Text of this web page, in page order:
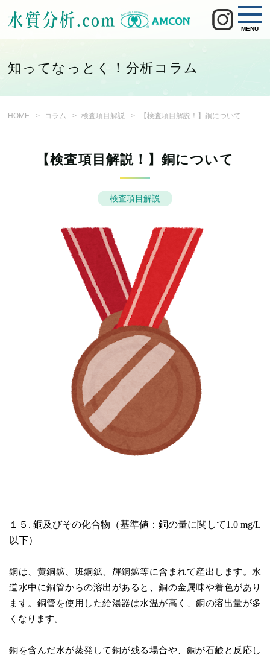
MENU
知ってなっとく！分析コラム
HOME コラム 検査項目解説 【検査項目解説！】銅について
【検査項目解説！】銅について
検査項目解説
１５. 銅及びその化合物（基準値：銅の量に関して1.0 mg/L
以下）
銅は、黄銅鉱、班銅鉱、輝銅鉱等に含まれて産出します。水
道水中に銅管からの溶出があると、銅の金属味や着色があり
ます。銅管を使用した給湯器は水温が高く、銅の溶出量が多
くなります。
銅を含んだ水が蒸発して銅が残る場合や、銅が石鹸と反応し